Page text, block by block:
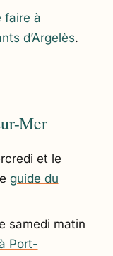
faire à
d’Argelès.
Mer
et le
guide du
samedi matin
Port-